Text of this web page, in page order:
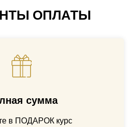
ОПЛАТЫ
сумма
в ПОДАРОК курс